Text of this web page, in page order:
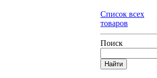
Список всех
товаров
Поиск